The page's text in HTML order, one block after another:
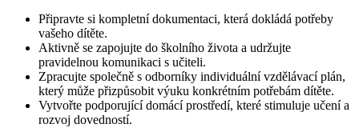
Připravte si kompletní dokumentaci, která dokládá potřeby
vašeho dítěte.
Aktivně se zapojujte do školního života a udržujte
pravidelnou komunikaci s učiteli.
Zpracujte společně s odborníky individuální vzdělávací plán,
který může přizpůsobit výuku konkrétním potřebám dítěte.
Vytvořte podporující domácí prostředí, které stimuluje učení a
rozvoj dovedností.